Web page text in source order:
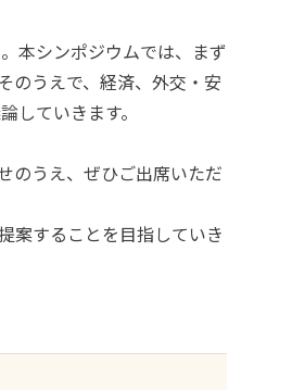
本シンポジウムでは、まず
のうえで、経済、外交・安
ていきます。
のうえ、ぜひご出席いただ
案することを目指していき